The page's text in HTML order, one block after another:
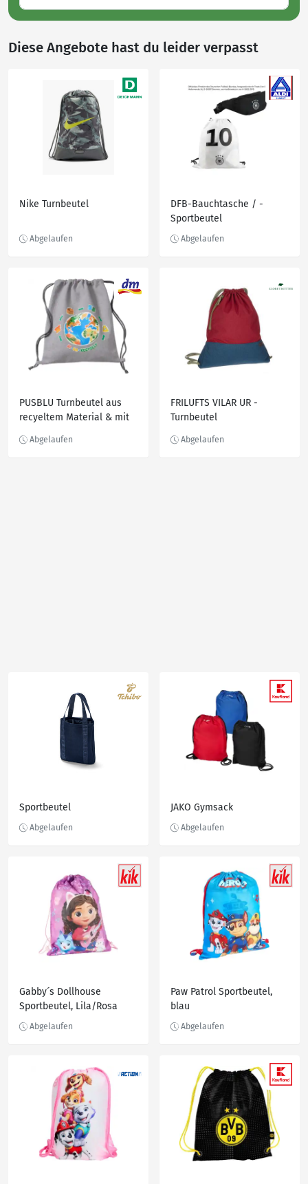
Diese Angebote hast du leider verpasst
Nike Turnbeutel
DFB-Bauchtasche / -
Sportbeutel
PUSBLU Turnbeutel aus
recyeltem Material & mit
FRILUFTS VILAR UR -
Turnbeutel
Sportbeutel JAKO Gymsack
Gabby´s Dollhouse
Sportbeutel, Lila/Rosa
Paw Patrol Sportbeutel,
blau